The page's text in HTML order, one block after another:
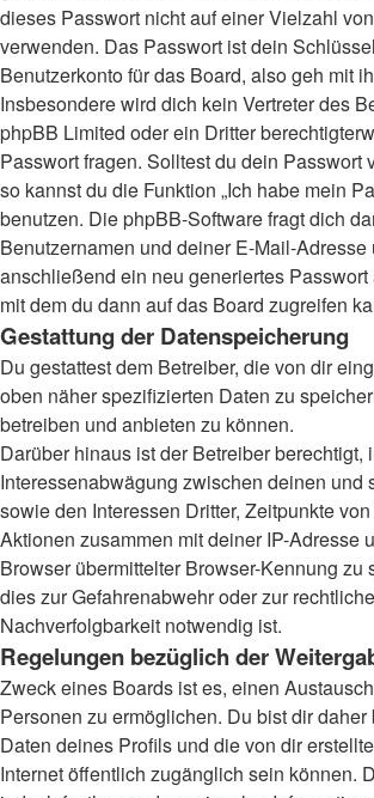
dieses Passwort nicht auf einer Vielzahl
verwenden. Das Passwort ist dein
Benutzerkonto für das Board, also geh mit
Insbesondere wird dich kein Vertreter des
phpBB Limited oder ein Dritter
Passwort fragen. Solltest du dein Passwort
so kannst du die Funktion „Ich habe mein
benutzen. Die phpBB-Software fragt dich
Benutzernamen und deiner E-Mail-Adresse
anschließend ein neu generiertes
mit dem du dann auf das Board zugreifen
Gestattung der Datenspeicherung
Du gestattest dem Betreiber, die von dir
oben näher spezifizierten Daten zu
betreiben und anbieten zu können.
Darüber hinaus ist der Betreiber berechtigt,
Interessenabwägung zwischen deinen und
sowie den Interessen Dritter, Zeitpunkte
Aktionen zusammen mit deiner IP-Adresse
Browser übermittelter Browser-Kennung zu
dies zur Gefahrenabwehr oder zur
Nachverfolgbarkeit notwendig ist.
Regelungen bezüglich der
Zweck eines Boards ist es, einen
Personen zu ermöglichen. Du bist dir
Daten deines Profils und die von dir
Internet öffentlich zugänglich sein können.